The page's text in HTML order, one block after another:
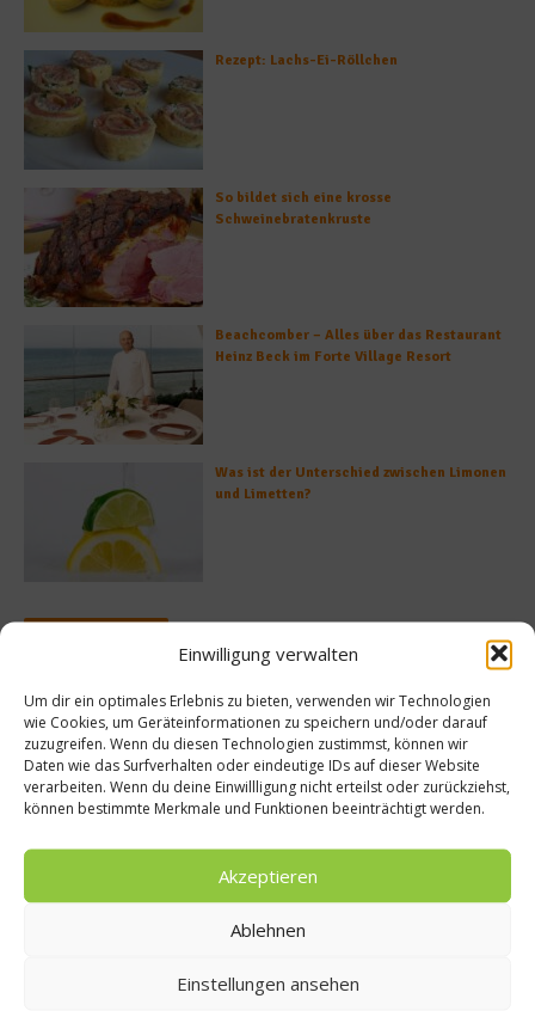
Einwilligung verwalten
Um dir ein optimales Erlebnis zu bieten, verwenden wir Technologien
wie Cookies, um Geräteinformationen zu speichern und/oder darauf
zuzugreifen. Wenn du diesen Technologien zustimmst, können wir
Daten wie das Surfverhalten oder eindeutige IDs auf dieser Website
verarbeiten. Wenn du deine Einwillligung nicht erteilst oder zurückziehst,
können bestimmte Merkmale und Funktionen beeinträchtigt werden.
Akzeptieren
Ablehnen
Einstellungen ansehen
Rezept: Lachs-Ei-Röllchen
So bildet sich eine krosse
Schweinebratenkruste
Beachcomber – Alles über das Restaurant
Heinz Beck im Forte Village Resort
Was ist der Unterschied zwischen Limonen
und Limetten?
gebe ich
Interview
Rezepte
Rezept:
Ziegenkäse,
Avocado
14. Juli 2015